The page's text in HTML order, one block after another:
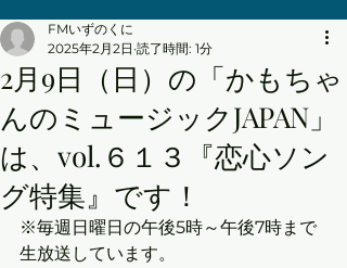
2月9日（日）の「かもちゃ
んのミュージックJAPAN」
は、vol.６１３『恋心ソン
グ特集』です！
FMいずのくに
2025年2月2日 読了時間: 1分
※毎週日曜日の午後5時～午後7時まで
生放送しています。